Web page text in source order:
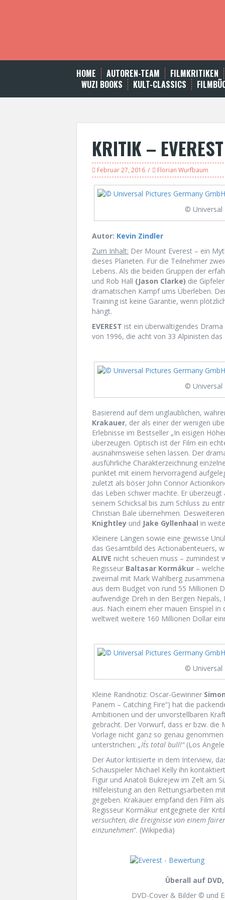
t
HOME AUTOREN-TEAM FILMKRITIKEN
WUZI BOOKS
KULT-CLASSICS
KRITIK – EVEREST
Februar 27, 2016 Florian Wurfbaum
© Universal
Autor: Kevin Zindler
Zum Inhalt: Der Mount Everest – ein
dieses Planeten. Für die Teilnehmer
Lebens. Als die beiden Gruppen der
und Rob Hall (Jason Clarke) die
dramatischen Kampf ums Überleben.
Training ist keine Garantie, wenn
hängt.
EVEREST ist ein überwältigendes
von 1996, die acht von 33 Alpinisten
© Universal
Basierend auf dem unglaublichen,
Krakauer, der als einer der wenigen
Erlebnisse im Bestseller „In eisigen
überzeugen. Optisch ist der Film ein
ausnahmsweise sehen lassen. Der
ausführliche Charakterzeichnung
punktet mit einem hervorragend
zuletzt als böser John Connor
das Leben schwer machte. Er
seinem Schicksal bis zum Schluss zu
Christian Bale übernehmen.
Knightley und Jake Gyllenhaal in
Kleinere Längen sowie eine gewisse
das Gesamtbild des Actionabenteuers,
ALIVE nicht scheuen muss – zumindest
Regisseur Baltasar Kormákur –
zweimal mit Mark Wahlberg
aus dem Budget von rund 55 Millionen
aufwendige Dreh in den Bergen
aus. Nach einem eher mauen Einspiel
weltweit weitere 160 Millionen Dollar
© Universal
Kleine Randnotiz: Oscar-Gewinner
Panem – Catching Fire“) hat die
Ambitionen und der unvorstellbaren
gebracht. Der Vorwurf, dass er bzw. die
Vorlage nicht ganz so genau
unterstrichen: „It´s total bull!“ (Los
Der Autor kritisierte in dem Interview,
Schauspieler Michael Kelly ihn
Figur und Anatoli Bukrejew im Zelt am
Hilfeleistung an den Rettungsarbeiten
gegeben. Krakauer empfand den Film
Regisseur Kormákur entgegnete der
versuchten, die Ereignisse von einem
einzunehmen“. (Wikipedia)
Überall auf
DVD-Cover & Bilder © und